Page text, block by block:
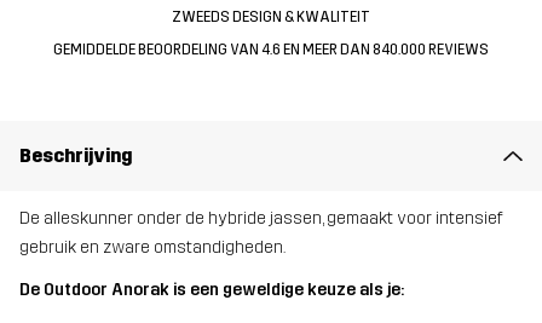
ZWEEDS DESIGN & KWALITEIT
GEMIDDELDE BEOORDELING VAN 4.6 EN MEER DAN 840.000 REVIEWS
Beschrijving
De alleskunner onder de hybride jassen, gemaakt voor intensief
gebruik en zware omstandigheden.
De Outdoor Anorak is een geweldige keuze als je: